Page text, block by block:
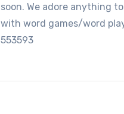
soon. We adore anything
with word games/word
553593